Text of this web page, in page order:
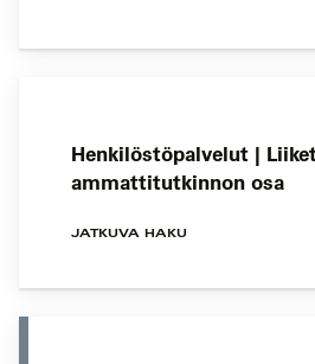
Henkilöstöpalvelut |
ammattitutkinnon osa
JATKUVA HAKU